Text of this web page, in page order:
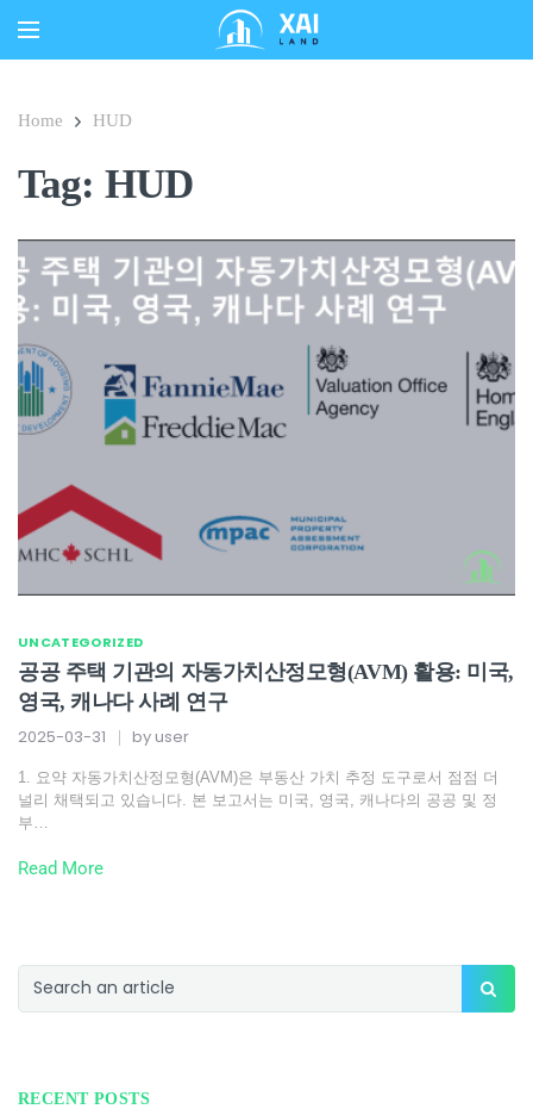
Home HUD
Tag: HUD
UNCATEGORIZED
공공 주택 기관의 자동가치산정모형(AVM) 활용: 미국,
영국, 캐나다 사례 연구
2025-03-31 by user
1. 요약 자동가치산정모형(AVM)은 부동산 가치 추정 도구로서 점점 더
널리 채택되고 있습니다. 본 보고서는 미국, 영국, 캐나다의 공공 및 정
부…
Read More
RECENT POSTS